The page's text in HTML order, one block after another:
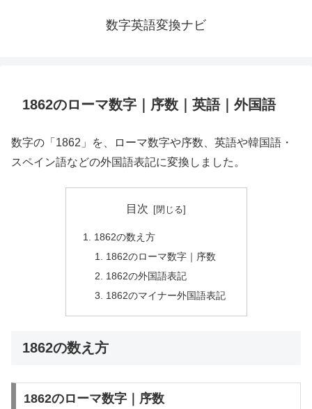
数字英語変換ナビ
1862のローマ数字｜序数｜英語｜外国語
数字の「1862」を、ローマ数字や序数、英語や韓国語・
スペイン語などの外国語表記に変換しました。
目次
1862の数え方
1862のローマ数字｜序数
1862の外国語表記
1862のマイナー外国語表記
1862の数え方
1862のローマ数字｜序数